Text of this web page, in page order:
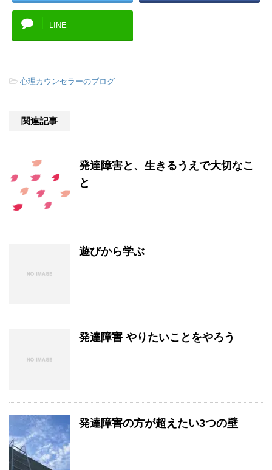
LINE
-心理カウンセラーのブログ
関連記事
発達障害と、生きるうえで大切なこ
と
遊びから学ぶ
発達障害 やりたいことをやろう
発達障害の方が超えたい3つの壁